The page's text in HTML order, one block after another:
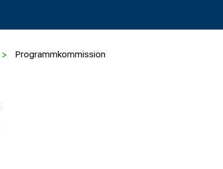
> Programmkommission